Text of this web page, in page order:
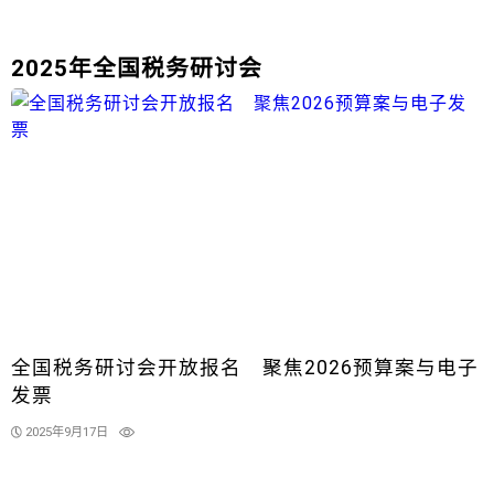
2025年全国税务研讨会
全国税务研讨会开放报名 聚焦2026预算案与电子
发票
2025年9月17日